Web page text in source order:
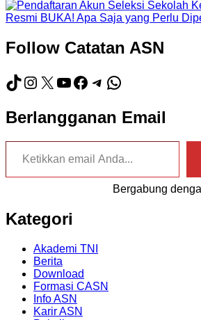
Follow Catatan ASN
TikTok
Instagram
X YouTube
Facebook
Telegram
WhatsApp
Berlangganan Email
Ketikkan email Anda...
Bergabung
Kategori
Akademi TNI
Berita
Download
Formasi CASN
Info ASN
Karir ASN